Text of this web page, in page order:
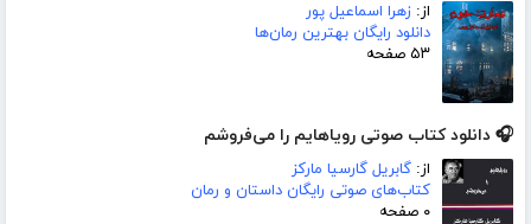
از: زهرا اسماعیل پور
دانلود رایگان بهترین رمان‌ها
۵۳ صفحه
🎧 دانلود کتاب صوتی رویاهایم را می‌فروشم
از: گابریل گارسیا مارکز
کتاب‌های صوتی رایگان داستان و رمان
۰ صفحه